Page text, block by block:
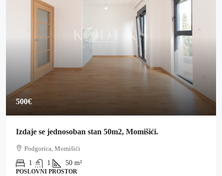
500€
Izdaje se jednosoban stan 50m2, Momišići.
Podgorica, Momišići
1
1 50 m²
POSLOVNI PROSTOR